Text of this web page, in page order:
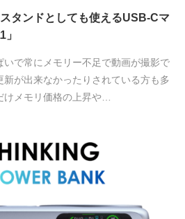
タンドとしても使えるUSB-Cマ
いで常にメモリー不足で動画が撮影で
新が出来なかったりされている方も多
メモリ価格の上昇や…